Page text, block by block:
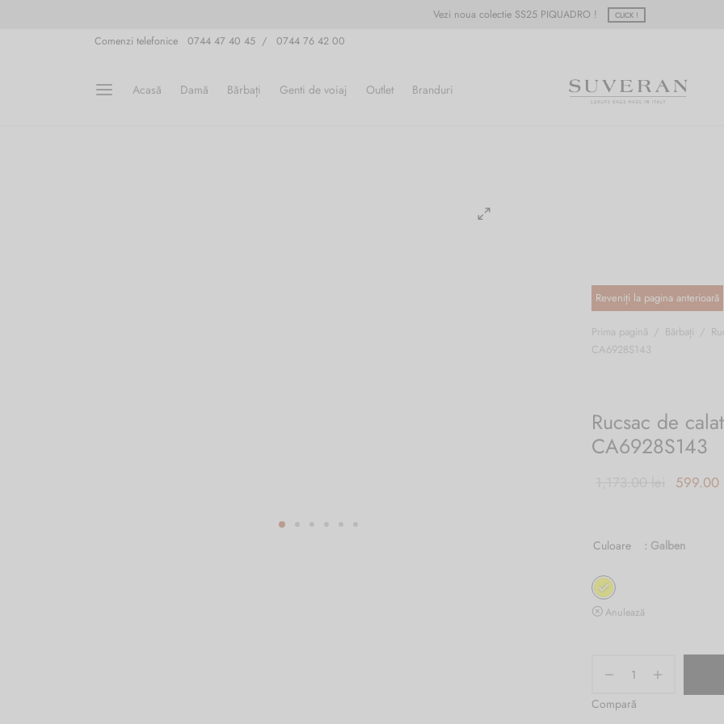
Vezi noua colectie SS25 PIQUADRO ! CLICK !
Comenzi telefonice 0744 47 40 45 / 0744 76 42 00
Acasă Damă Bărbați Genti de voiaj Outlet Branduri
Prima pagină / Bărbați /
CA6928S143
Rucsac de
CA6928S143
Prețul
599.00
Culoare : Galben
Anulează
Compară